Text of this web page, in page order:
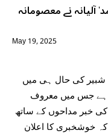
نے معصومانہ
May 19, 2025
شبیر کی حال ہی میں
ہے جس میں معروف
کی خبر مداحوں کے ساتھ
خوشخبری کا اعلان